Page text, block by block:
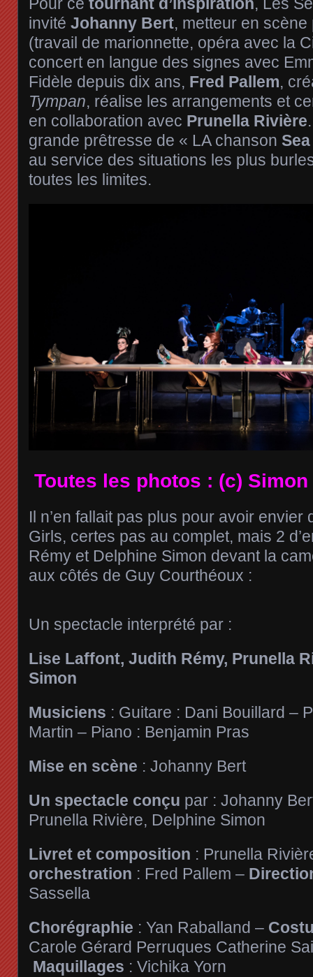
invité Johanny Bert, metteur en
(travail de marionnette, opéra avec la
concert en langue des signes avec
Fidèle depuis dix ans, Fred Pallem,
Tympan, réalise les arrangements et
en collaboration avec Prunella Rivière
grande prêtresse de « LA chanson
au service des situations les plus
toutes les limites.
Toutes les photos : (c)
Il n’en fallait pas plus pour avoir
Girls, certes pas au complet, mais 2
Rémy et Delphine Simon devant la
aux côtés de Guy Courthéoux :
Un spectacle interprété par :
Lise Laffont, Judith Rémy, Prunella
Simon
Musiciens : Guitare : Dani Bouillard –
Martin – Piano : Benjamin Pras
Mise en scène : Johanny Bert
Un spectacle conçu par : Johanny
Prunella Rivière, Delphine Simon
Livret et composition : Prunella
orchestration : Fred Pallem –
Sassella
Chorégraphie : Yan Raballand –
Carole Gérard Perruques Catherine
Maquillages : Vichika Yorn